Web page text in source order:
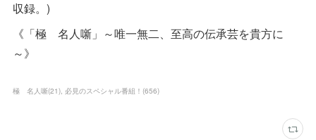
収録。)
《「極 名人噺」～唯一無二、至高の伝承芸を貴方に
～》
極 名人噺(21) 必見のスペシャル番組！ (656)